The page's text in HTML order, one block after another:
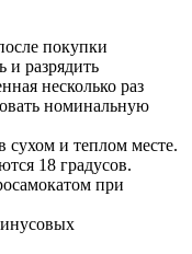
покупки
и разрядить
несколько раз
номинальную
сухом и теплом месте.
18 градусов.
при